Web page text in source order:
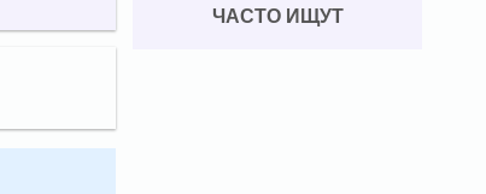
ЧАСТО ИЩУТ